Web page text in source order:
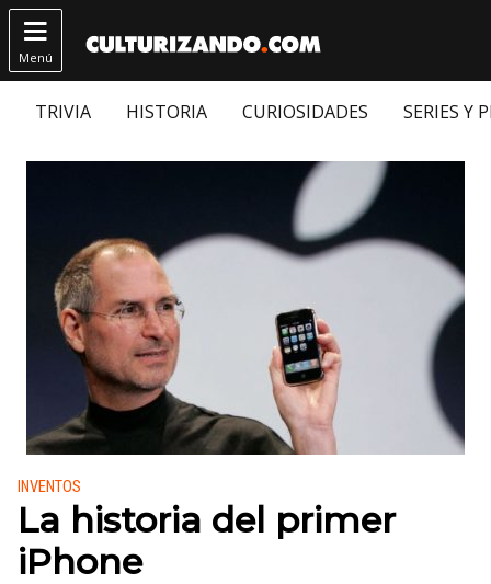

Menú
TRIVIA HISTORIA CURIOSIDADES SERIES Y
Publicado en:
INVENTOS
La historia del primer
iPhone